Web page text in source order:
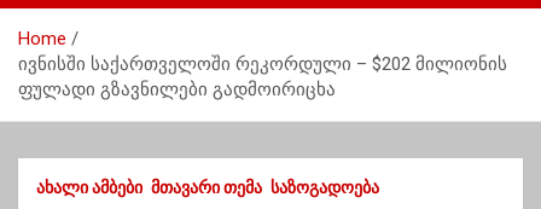
n
Home
ივნისში საქართველოში რეკორდული – $202 მილიონის
ფულადი გზავნილები გადმოირიცხა
ᲐᲮᲐᲚᲘ ᲐᲛᲑᲔᲑᲘ ᲛᲗᲐᲕᲐᲠᲘ ᲗᲔᲛᲐ ᲡᲐᲖᲝᲒᲐᲓᲝᲔᲑᲐ